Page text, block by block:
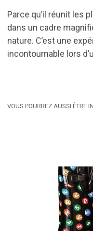
Parce qu’il réunit les
dans un cadre
nature. C’est une
incontournable lors
VOUS POURREZ AUSSI ÊTRE